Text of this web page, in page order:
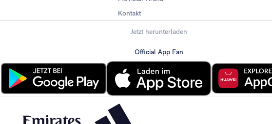
Kontakt
Jetzt herunterladen
Official App Fan